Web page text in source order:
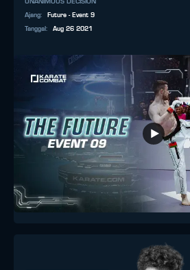
UNANIMOUS DECISION
Ajang:
Future - Event 9
Tanggal : Aug 26 2021